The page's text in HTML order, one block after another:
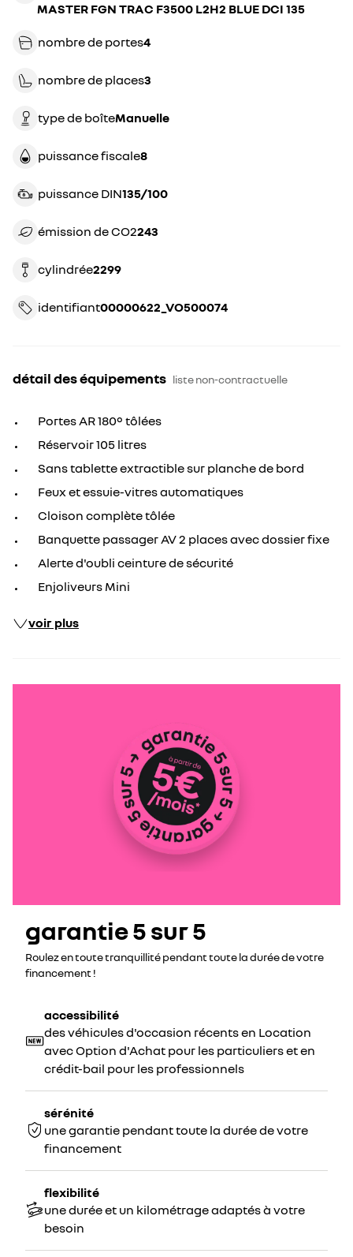
MASTER FGN TRAC F3500 L2H2 BLUE DCI 135
nombre de portes4
nombre de places3
type de boîte manuelle
puissance fiscale8
puissance DIN 135/100
émission de CO2 243
cylindrée 2299
identifiant 00000622_VO500074
détail des équipements liste non-contractuelle
Portes AR 180° tôlées
Réservoir 105 litres
Sans tablette extractible sur planche de bord
Feux et essuie-vitres automatiques
Cloison complète tôlée
Banquette passager AV 2 places avec dossier fixe
Alerte d'oubli ceinture de sécurité
Enjoliveurs Mini
voir plus
garantie 5 sur 5
Roulez en toute tranquillité pendant toute la durée de votre
financement !
accessibilité
des véhicules d'occasion récents en Location
avec Option d'Achat pour les particuliers et en
crédit-bail pour les professionnels
sérénité
une garantie pendant toute la durée de votre
financement
flexibilité
une durée et un kilométrage adaptés à votre
besoin